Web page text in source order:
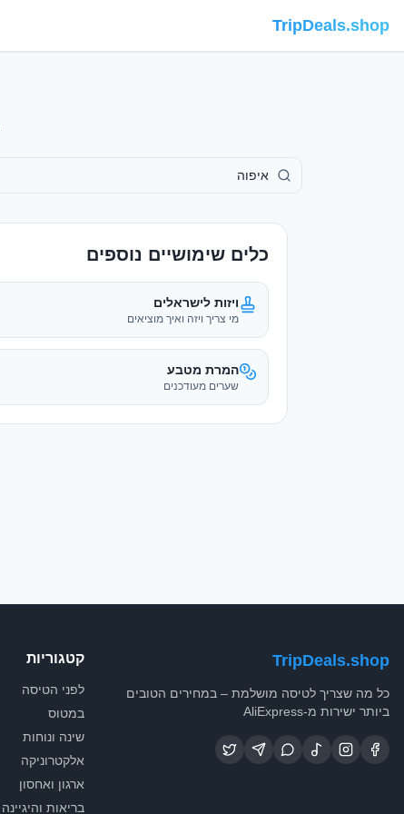
TripDeals.shop
כלים שימושיים נוספים
ויזות לישראלים
מי צריך ויזה ואיך מוציאים
המרת מטבע
שערים מעודכנים
TripDeals.shop
כל מה שצריך לטיסה מושלמת – במחירים הטובים
ביותר ישירות מ-AliExpress
קטגוריות
לפני הטיסה
במטוס
שינה ונוחות
אלקטרוניקה
ארגון ואחסון
בריאות והיגיינה